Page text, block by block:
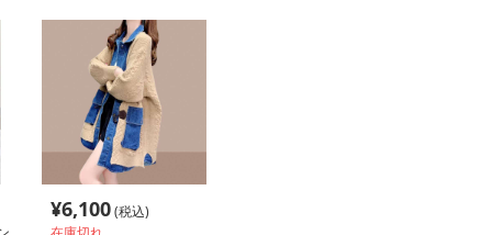
¥6,100(税込)